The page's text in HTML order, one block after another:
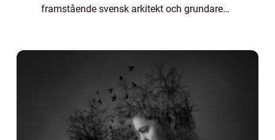
framstående svensk arkitekt och grundare